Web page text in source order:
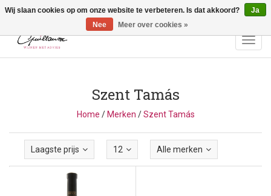
Vragen? Bel ons: +32 (0)13 - 77 11 21 - Winkel: Lochtstraat 2,
3272 Testelt -
info@guillaumewijnen.be
Szent Tamás
Home /Merken /Szent Tamás
Laagste prijs 12 Alle merken
Wij slaan cookies op om onze website te verbeteren. Is dat akkoord?
Ja
Nee
Meer over cookies »